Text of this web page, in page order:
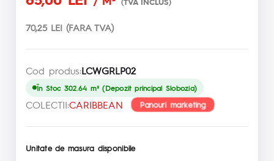
70,25 LEI (FARA TVA)
Cod produs:LCWGRLP02
În Stoc 302.64 m² (Depozit principal Slobozia)
COLECTII:CARIBBEAN Panouri marketing
Unitate de masura disponibile